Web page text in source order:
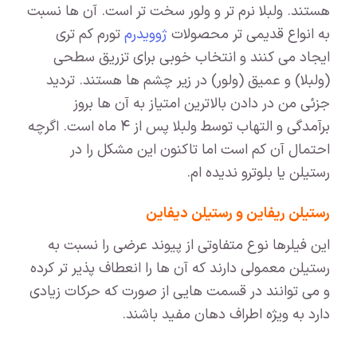
هستند. ولبلا نرم تر و ولور سخت تر است. آن ها نسبت
به انواع قدیمی تر محصولات ژوویدرمتورم کم تری
ایجاد می کنند و انتخاب خوبی برای تزریق سطحی
(ولبلا) و عمیق (ولور) در زیر چشم ها هستند. تردید
جزئی من در دادن بالاترین امتیاز به آن ها بروز
برآمدگی و التهاب توسط ولبلا پس از ۴ ماه است. اگرچه
احتمال آن کم است اما تاکنون این مشکل را در
رستیلن یا بلوترو ندیده ام.
رستیلن ریفاین و رستیلن دیفاین
این فیلرها نوع متفاوتی از پیوند عرضی را نسبت به
رستیلن معمولی دارند که آن ها را انعطاف پذیر تر کرده
و می توانند در قسمت هایی از صورت که حرکات زیادی
دارد به ویژه اطراف دهان مفید باشند.